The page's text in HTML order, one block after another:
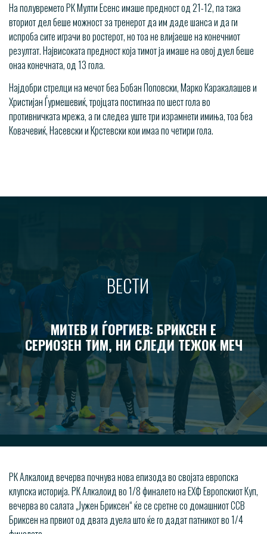
На полувремето РК Мулти Есенс имаше предност од 21-12, па така
вториот дел беше можност за тренерот да им даде шанса и да ги
испроба сите играчи во ростерот, но тоа не влијаеше на конечниот
резултат. Највисоката предност која тимот ја имаше на овој дуел беше
онаа конечната, од 13 гола.
Најдобри стрелци на мечот беа Бобан Поповски, Марко Каракалашев и
Христијан Ѓурмешевиќ, тројцата постигнаа по шест гола во
противничката мрежа, а ги следеа уште три израмнети имиња, тоа беа
Ковачевиќ, Насевски и Крстевски кои имаа по четири гола.
ВЕСТИ
МИТЕВ И ЃОРГИЕВ: БРИКСЕН Е
СЕРИОЗЕН ТИМ, НИ СЛЕДИ ТЕЖОК МЕЧ
РК Алкалоид вечерва почнува нова епизода во својата европска
клупска историја. РК Алкалоид во 1/8 финалето на ЕХФ Европскиот Куп,
вечерва во салата „Јужен Бриксен“ ќе се сретне со домашниот ССВ
Бриксен на првиот од двата дуела што ќе го дадат патникот во 1/4